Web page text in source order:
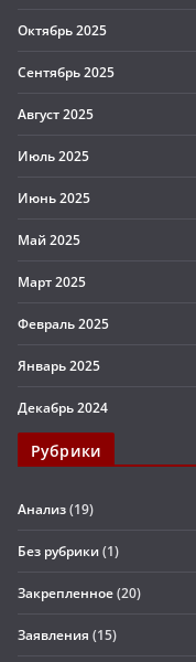
Октябрь 2025
Сентябрь 2025
Август 2025
Июль 2025
Июнь 2025
Май 2025
Март 2025
Февраль 2025
Январь 2025
Декабрь 2024
Рубрики
Анализ(19)
Без рубрики(1)
Закрепленное(20)
Заявления (15)